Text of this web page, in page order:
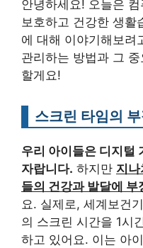
안녕하세요! 오늘은
보호하고 건강한 생활
에 대해 이야기해보려
관리하는 방법과 그
할게요!
스크린 타임의
우리 아이들은 디지털
자랍니다. 하지만 지나
들의 건강과 발달에 부
요. 실제로, 세계보건
의 스크린 시간을 1시
하고 있어요. 이는 아